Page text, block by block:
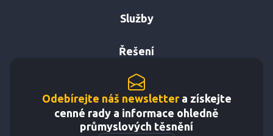
Služby
Řešení
Odebírejte náš newslettera získejte
cenné rady a informace ohledně
průmyslových těsnění